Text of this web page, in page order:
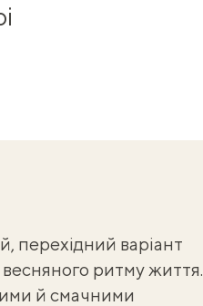
перехідний варіант
ритму життя.
й смачними